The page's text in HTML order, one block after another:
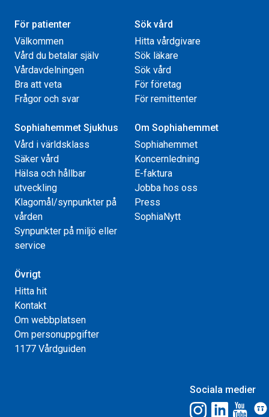
För patienter
Välkommen
Vård du betalar själv
Vårdavdelningen
Bra att veta
Frågor och svar
Sök vård
Hitta vårdgivare
Sök läkare
Sök vård
För företag
För remittenter
Sophiahemmet Sjukhus
Vård i världsklass
Säker vård
Hälsa och hållbar
utveckling
Klagomål/synpunkter på
vården
Synpunkter på miljö eller
service
Om Sophiahemmet
Sophiahemmet
Koncernledning
E-faktura
Jobba hos oss
Press
SophiaNytt
Övrigt
Hitta hit
Kontakt
Om webbplatsen
Om personuppgifter
1177 Vårdguiden
Sociala medier